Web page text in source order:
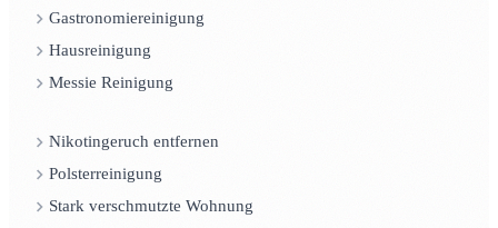
Gastronomiereinigung
Hausreinigung
Messie Reinigung
Nikotingeruch entfernen
Polsterreinigung
Stark verschmutzte Wohnung